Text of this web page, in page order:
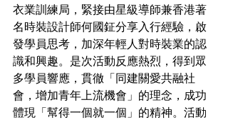
衣業訓練局，緊接由星級導師兼香港著
名時裝設計師何國鉦分享入行經驗，啟
發學員思考，加深年輕人對時裝業的認
識和興趣。是次活動反應熱烈，得到眾
多學員響應，貫徹「同建關愛共融社
會，增加青年上流機會」的理念，成功
體現「幫得一個就一個」的精神。活動